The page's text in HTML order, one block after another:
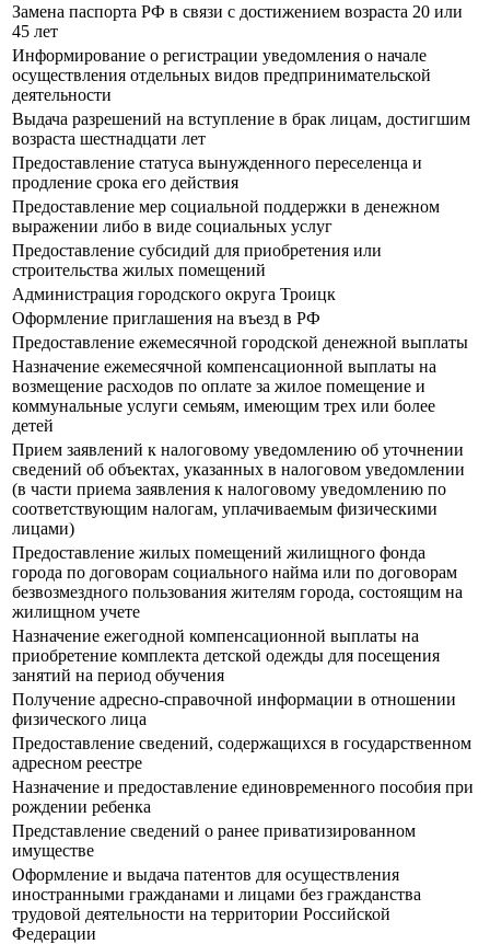
Замена паспорта РФ в связи с достижением возраста 20 или
45 лет
Информирование о регистрации уведомления о начале
осуществления отдельных видов предпринимательской
деятельности
Выдача разрешений на вступление в брак лицам, достигшим
возраста шестнадцати лет
Предоставление статуса вынужденного переселенца и
продление срока его действия
Предоставление мер социальной поддержки в денежном
выражении либо в виде социальных услуг
Предоставление субсидий для приобретения или
строительства жилых помещений
Администрация городского округа Троицк
Оформление приглашения на въезд в РФ
Предоставление ежемесячной городской денежной выплаты
Назначение ежемесячной компенсационной выплаты на
возмещение расходов по оплате за жилое помещение и
коммунальные услуги семьям, имеющим трех или более
детей
Прием заявлений к налоговому уведомлению об уточнении
сведений об объектах, указанных в налоговом уведомлении
(в части приема заявления к налоговому уведомлению по
соответствующим налогам, уплачиваемым физическими
лицами)
Предоставление жилых помещений жилищного фонда
города по договорам социального найма или по договорам
безвозмездного пользования жителям города, состоящим на
жилищном учете
Назначение ежегодной компенсационной выплаты на
приобретение комплекта детской одежды для посещения
занятий на период обучения
Получение адресно-справочной информации в отношении
физического лица
Предоставление сведений, содержащихся в государственном
адресном реестре
Назначение и предоставление единовременного пособия при
рождении ребенка
Представление сведений о ранее приватизированном
имуществе
Оформление и выдача патентов для осуществления
иностранными гражданами и лицами без гражданства
трудовой деятельности на территории Российской
Федерации